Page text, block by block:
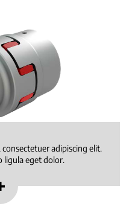
adipiscing elit.
ligula eget dolor.